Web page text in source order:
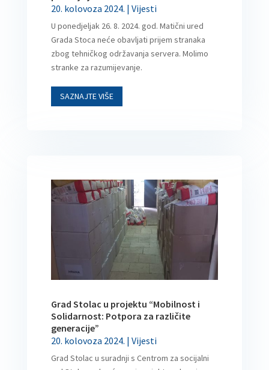
20. kolovoza 2024. | Vijesti
U ponedjeljak 26. 8. 2024. god. Matični ured
Grada Stoca neće obavljati prijem stranaka
zbog tehničkog održavanja servera. Molimo
stranke za razumijevanje.
SAZNAJTE VIŠE
Grad Stolac u projektu “Mobilnost i
Solidarnost: Potpora za različite
generacije”
20. kolovoza 2024. | Vijesti
Grad Stolac u suradnji s Centrom za socijalni